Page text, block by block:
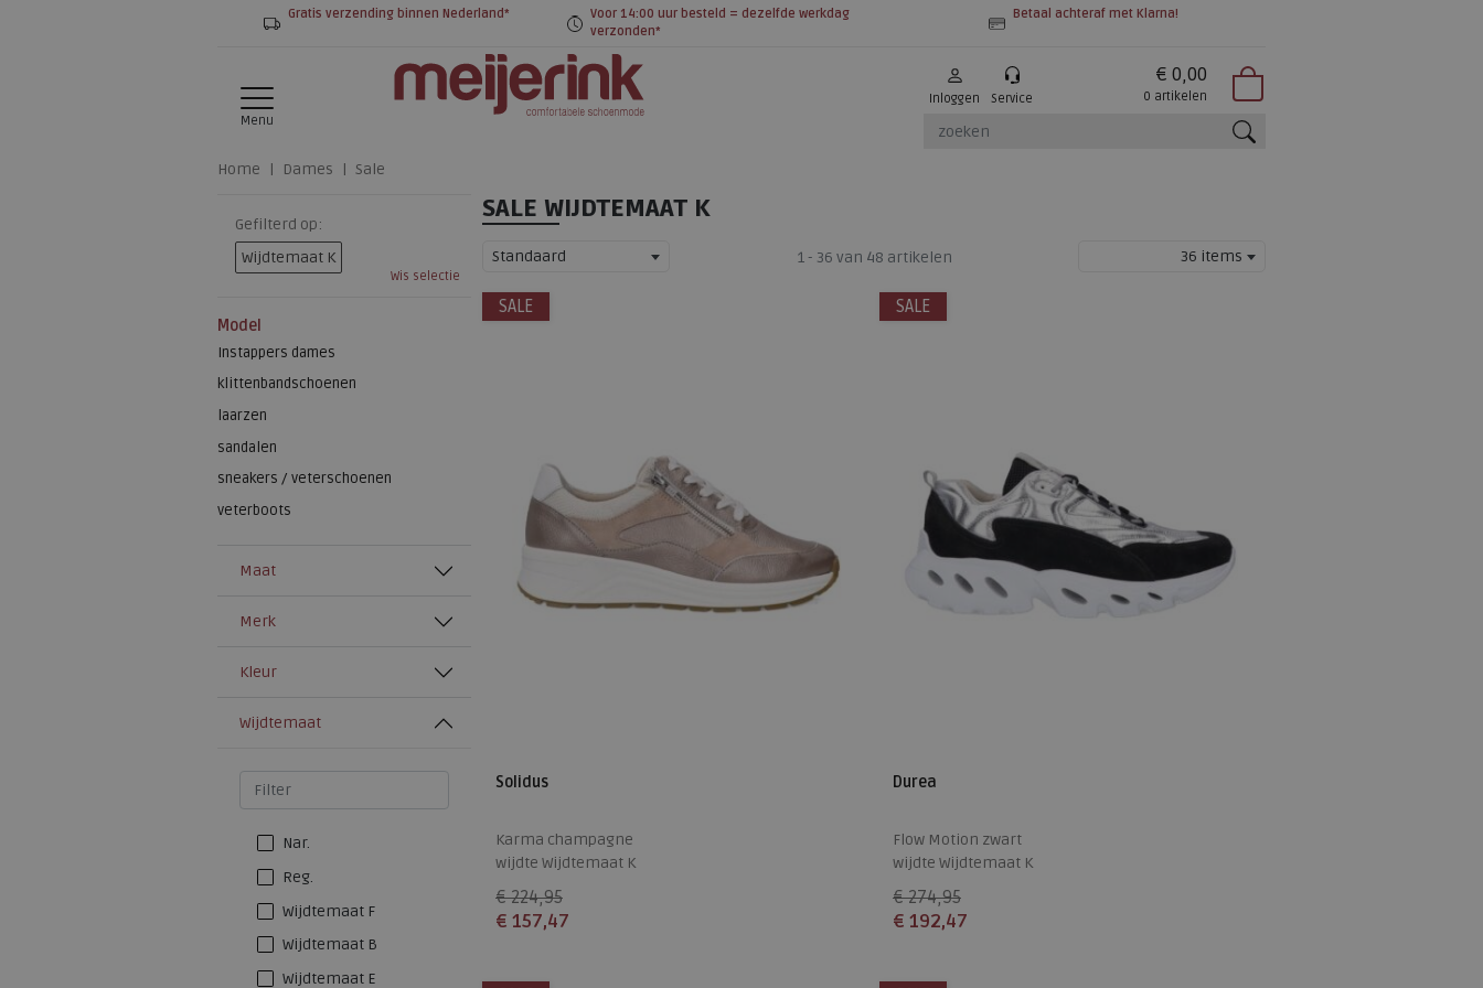
Gratis verzending binnen Nederland*
Voor 14:00 uur besteld = dezelfde werkdag
verzonden*
Betaal achteraf met Klarna!
Menu
Inloggen Service
€ 0,00
0 artikelen
Home Dames Sale
Gefilterd op:
Wijdtemaat K
Wis selectie
Model
Instappers dames
klittenbandschoenen
laarzen
sandalen
sneakers / veterschoenen
veterboots
Maat
Merk
Kleur
Wijdtemaat
Nar.
Reg.
Wijdtemaat F
Wijdtemaat B
Wijdtemaat E
SALE WIJDTEMAAT K
Standaard 1 - 36 van 48 artikelen 36 items
SALE
Solidus
Karma champagne
wijdte Wijdtemaat K
€ 224,95
€ 157,47
SALE
Durea
Flow Motion zwart
wijdte Wijdtemaat K
€ 274,95
€ 192,47